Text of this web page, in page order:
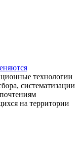
технологии
систематизации
на территории